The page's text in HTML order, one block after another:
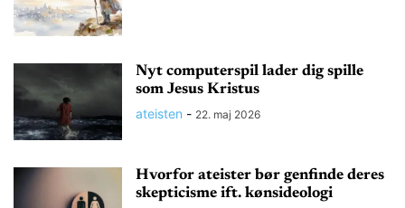
Nyt computerspil lader dig spille
som Jesus Kristus
ateisten - 22. maj 2026
Hvorfor ateister bør genfinde deres
skepticisme ift. kønsideologi